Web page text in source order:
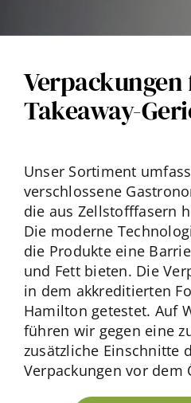
Takeaway-
Unser Sortiment
verschlossene
die aus Zellstofffasern
Die moderne
die Produkte eine
und Fett bieten. Die
in dem akkreditierten
Hamilton getestet. Auf
führen wir gegen eine
zusätzliche Einschnitte
Verpackungen vor dem